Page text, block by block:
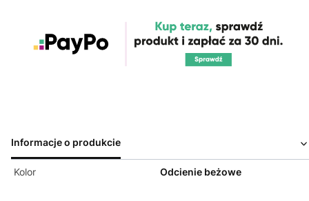
Informacje o produkcie
Kolor Odcienie beżowe